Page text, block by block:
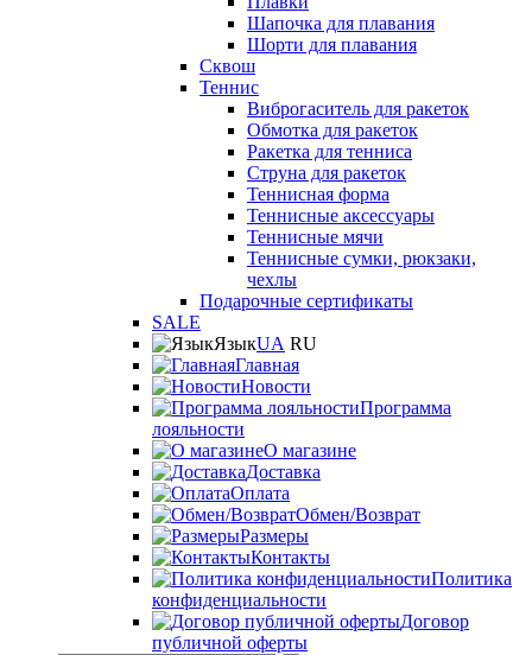
Шапочка для плавания
Шорти для плавания
Сквош
Теннис
Виброгаситель для ракеток
Обмотка для ракеток
Ракетка для тенниса
Струна для ракеток
Теннисная форма
Теннисные аксессуары
Теннисные мячи
Теннисные сумки, рюкзаки,
чехлы
Подарочные сертификаты
SALE
ЯзыкUA RU
Главная
Новости
Программа
лояльности
О магазине
Доставка
Оплата
Обмен/Возврат
Размеры
Контакты
Политика
конфиденциальности
Договор
публичной оферты